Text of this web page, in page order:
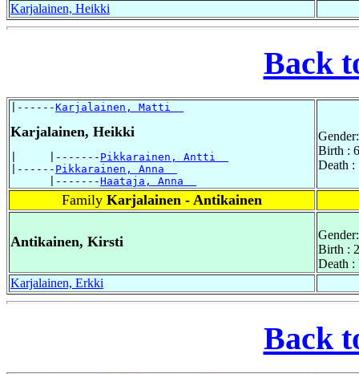
Karjalainen, Heikki
Back
|------Karjalainen, Matti
Karjalainen, Heikki
|     |------- Pikkarainen, Antti
|------ Pikkarainen, Anna
      |-------
Haataja, Anna
Birth :
Death :
Family Karjalainen - Antikainen
Antikainen, Kirsti
Birth :
Death :
Karjalainen, Erkki
Back